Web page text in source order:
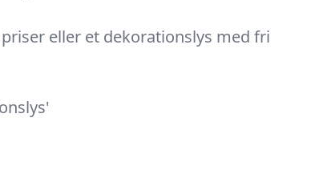
eller et dekorationslys med fri